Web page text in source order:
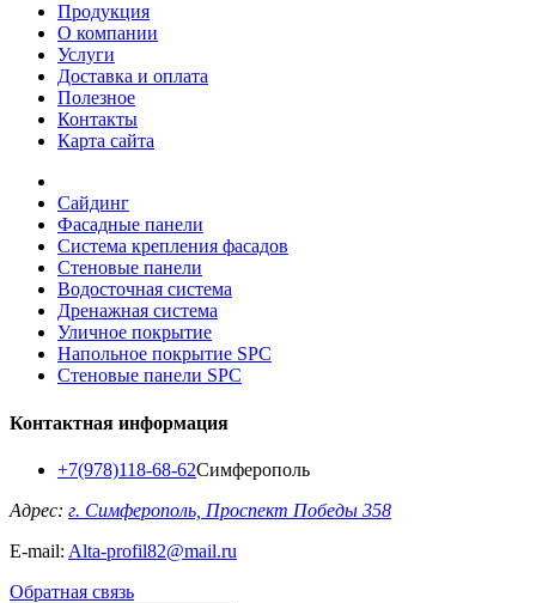
Продукция
О компании
Услуги
Доставка и оплата
Полезное
Контакты
Карта сайта
Сайдинг
Фасадные панели
Система крепления фасадов
Стеновые панели
Водосточная система
Дренажная система
Уличное покрытие
Напольное покрытие SPC
Стеновые панели SPC
Контактная информация
+7(978)118-68-62Симферополь
Адрес: г. Симферополь, Проспект Победы 358
E-mail: Alta-profil82@mail.ru
Обратная связь